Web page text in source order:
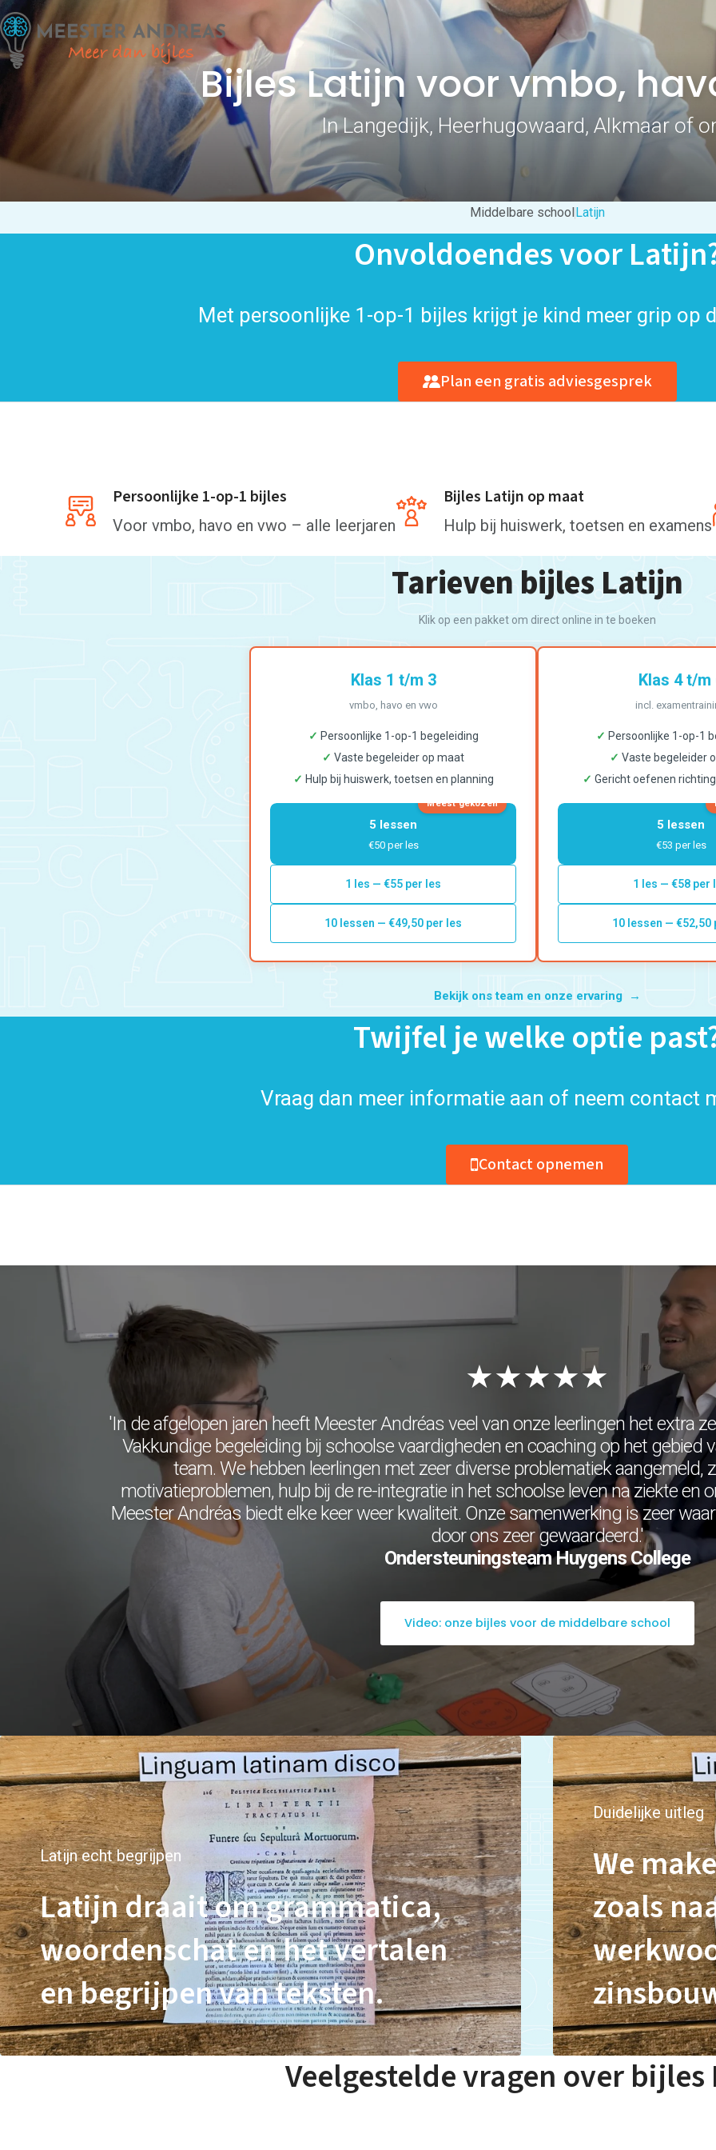
Bijles Latijn voor vmbo,
In Langedijk, Heerhugowaard, Alkmaar of
Middelbare schoolLatijn
Onvoldoendes voor
Met persoonlijke 1-op-1 bijles krijgt je kind meer grip op
Plan een gratis adviesgesprek
Persoonlijke 1-op-1 bijles
Voor vmbo, havo en vwo – alle leerjaren
Bijles Latijn op maat
Hulp bij huiswerk, toetsen en examens
Tarieven bijles Latijn
Klik op een pakket om direct online in te boeken
Klas 1 t/m 3
vmbo, havo en vwo
✓ Persoonlijke 1-op-1 begeleiding
✓ Vaste begeleider op maat
✓ Hulp bij huiswerk, toetsen en planning
Meest gekozen
5 lessen
€50 per les
1 les — €55 per les
10 lessen — €49,50 per les
Klas 4 t/m
incl.
✓ Persoonlijke 1-op-1
✓ Vaste begeleider
✓ Gericht oefenen
5 lessen
€53 per les
1 les — €58 per
10 lessen — €52,50
Bekijk ons team en onze ervaring →
Twijfel je welke optie
Vraag dan meer informatie aan of neem contact
Contact opnemen
★★★★★
'In de afgelopen jaren heeft Meester Andréas veel van onze leerlingen het extra
Vakkundige begeleiding bij schoolse vaardigheden en coaching op het gebied
team. We hebben leerlingen met zeer diverse problematiek aangemeld,
motivatieproblemen, hulp bij de re-integratie in het schoolse leven na ziekte en
Meester Andréas biedt elke keer weer kwaliteit. Onze samenwerking is zeer
door ons zeer gewaardeerd.'
Ondersteuningsteam Huygens College
Video: onze bijles voor de middelbare school
Latijn echt begrijpen
Latijn draait om grammatica,
woordenschat en het vertalen
en begrijpen van teksten.
Duidelijke uitleg
We
zoals
Veelgestelde vragen over